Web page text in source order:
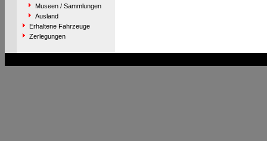
Museen / Sammlungen
Ausland
Erhaltene Fahrzeuge
Zerlegungen